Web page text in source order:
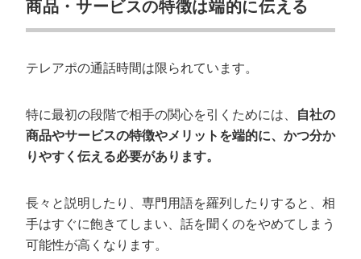
商品・サービスの特徴は端的に伝える
テレアポの通話時間は限られています。
特に最初の段階で相手の関心を引くためには、
自社の
商品やサービスの特徴やメリットを端的に、かつ分か
りやすく伝える必要があります。
長々と説明したり、専門用語を羅列したりすると、相
手はすぐに飽きてしまい、話を聞くのをやめてしまう
可能性が高くなります。